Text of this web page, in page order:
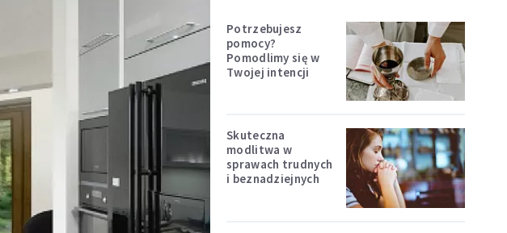
Potrzebujesz
pomocy?
Pomodlimy się w
Twojej intencji
Skuteczna
modlitwa w
sprawach trudnych
i beznadziejnych